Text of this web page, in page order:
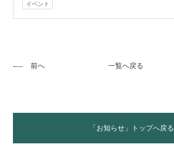
イベント
前へ 一覧へ戻る
「お知らせ」トップへ戻る